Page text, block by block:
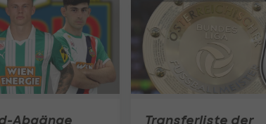
Abgänge Transferliste der